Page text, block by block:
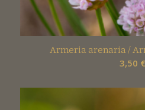
Armeria arenaria /
3,50 €